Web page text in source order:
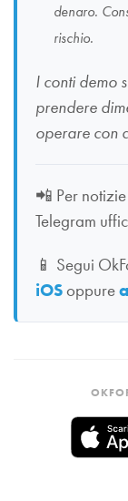
denaro.
rischio.
I conti demo
prendere
operare con
📲 Per
Telegram
📱 Segui
iOSoppure